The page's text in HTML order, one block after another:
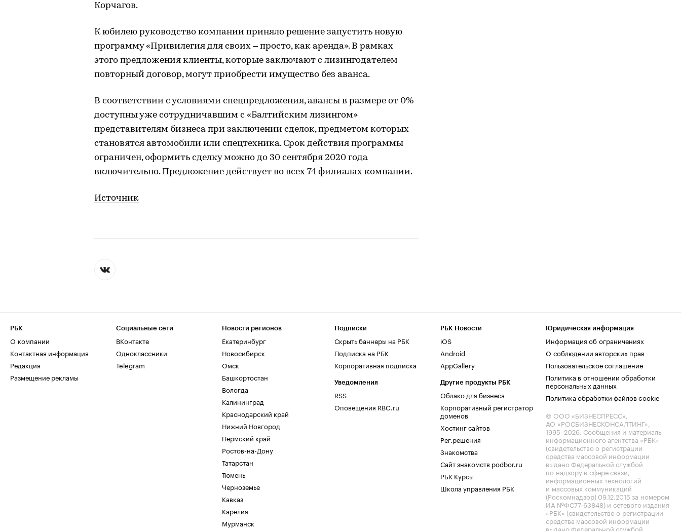
Корчагов.
К юбилею руководство компании приняло решение запустить новую
программу «Привилегия для своих – просто, как аренда». В рамках
этого предложения клиенты, которые заключают с лизингодателем
повторный договор, могут приобрести имущество без аванса.
В соответствии с условиями спецпредложения, авансы в размере от 0%
доступны уже сотрудничавшим с «Балтийским лизингом»
представителям бизнеса при заключении сделок, предметом которых
становятся автомобили или спецтехника. Срок действия программы
ограничен, оформить сделку можно до 30 сентября 2020 года
включительно. Предложение действует во всех 74 филиалах компании.
Источник
РБК
О компании
Контактная информация
Редакция
Размещение рекламы
Социальные сети
ВКонтакте
Одноклассники
Telegram
Новости регионов
Екатеринбург
Новосибирск
Омск
Башкортостан
Вологда
Калининград
Краснодарский край
Нижний Новгород
Пермский край
Ростов-на-Дону
Татарстан
Тюмень
Черноземье
Кавказ
Карелия
Мурманск
Подписки
Скрыть баннеры на РБК
Подписка на РБК
Корпоративная подписка
Уведомления
RSS
Оповещения RBC.ru
РБК Новости
iOS
Android
AppGallery
Другие продукты РБК
Облако для бизнеса
Корпоративный регистратор
доменов
Хостинг сайтов
Рег.решения
Знакомства
Сайт знакомств podbor.ru
РБК Курсы
Школа управления РБК
Юридическая информация
Информация об ограничениях
О соблюдении авторских прав
Пользовательское соглашение
Политика в отношении обработки
персональных данных
Политика обработки файлов cookie
© ООО «БИЗНЕСПРЕСС»,
АО «РОСБИЗНЕСКОНСАЛТИНГ»,
1995–2026. Сообщения и материалы
информационного агентства «РБК»
(свидетельство о регистрации
средства массовой информации
выдано Федеральной службой
по надзору в сфере связи,
информационных технологий
и массовых коммуникаций
(Роскомнадзор) 09.12.2015 за номером
ИА №ФС77-63848) и сетевого издания
«РБК» (свидетельство о регистрации
средства массовой информации
выдано Федеральной службой